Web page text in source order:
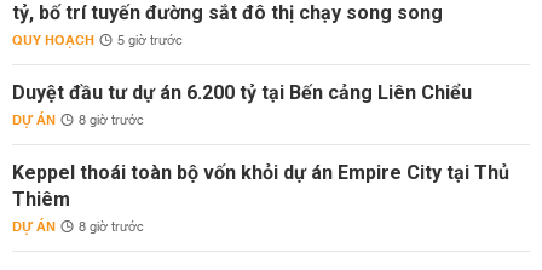
tỷ, bố trí tuyến đường sắt đô thị chạy song song
QUY HOẠCH 5 giờ trước
Duyệt đầu tư dự án 6.200 tỷ tại Bến cảng Liên Chiểu
DỰ ÁN 8 giờ trước
Keppel thoái toàn bộ vốn khỏi dự án Empire City tại Thủ
Thiêm
DỰ ÁN 8 giờ trước